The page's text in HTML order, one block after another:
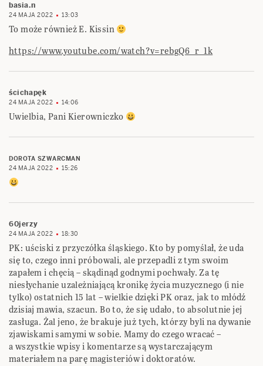
basia.n
24 MAJA 2022 13:03
To może również E. Kissin
https://www.youtube.com/watch?v=rebgQ6_r_1k
ścichapęk
24 MAJA 2022 14:06
Uwielbia, Pani Kierowniczko
DOROTA SZWARCMAN
24 MAJA 2022
15:26
60jerzy
24 MAJA 2022 18:30
PK: uściski z przyczółka śląskiego. Kto by pomyślał, że uda
się to, czego inni próbowali, ale przepadli z tym swoim
zapałem i chęcią – skądinąd godnymi pochwały. Za tę
niesłychanie uzależniającą kronikę życia muzycznego (i nie
tylko) ostatnich 15 lat – wielkie dzięki PK oraz, jak to młódź
dzisiaj mawia, szacun. Bo to, że się udało, to absolutnie jej
zasługa. Żal jeno, że brakuje już tych, którzy byli na dywanie
zjawiskami samymi w sobie. Mamy do czego wracać –
a wszystkie wpisy i komentarze są wystarczającym
materiałem na parę magisteriów i doktoratów.